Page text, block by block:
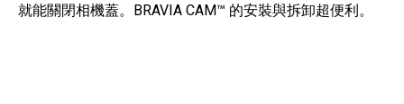
就能關閉相機蓋。BRAVIA CAM™ 的安裝與拆卸超便利。